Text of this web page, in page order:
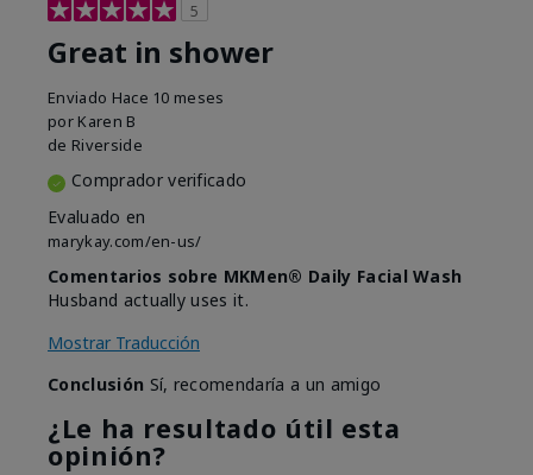
5
Great in shower
Enviado Hace 10 meses
por Karen B
de Riverside
Comprador verificado
Evaluado en
marykay.com/en-us/
Comentarios sobre MKMen® Daily Facial Wash
Husband actually uses it.
Mostrar Traducción
Conclusión Sí, recomendaría a un amigo
¿Le ha resultado útil esta
opinión?